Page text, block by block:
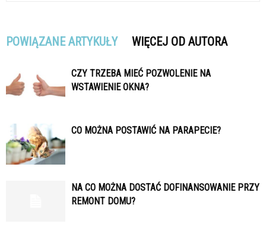
POWIĄZANE ARTYKUŁY WIĘCEJ OD AUTORA
CZY TRZEBA MIEĆ POZWOLENIE NA
WSTAWIENIE OKNA?
CO MOŻNA POSTAWIĆ NA PARAPECIE?
NA CO MOŻNA DOSTAĆ DOFINANSOWANIE PRZY
REMONT DOMU?